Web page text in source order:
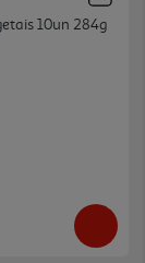
10un 284g